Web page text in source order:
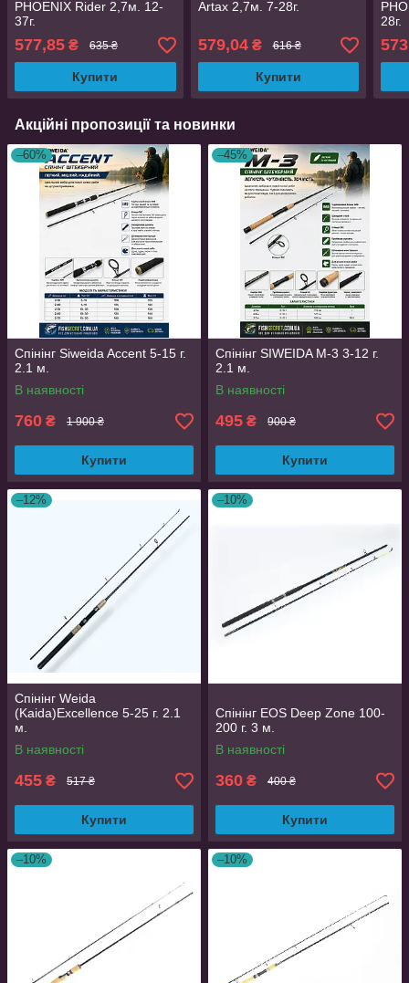
PHOENIX Rider 2,7м. 12-
37г.
577,85 ₴ 635 ₴
Купити
Artax 2,7м. 7-28г.
579,04₴ 616 ₴
Купити
28г.
Акційні пропозиції та новинки
–60%
Спінінг Siweida Accent 5-15 г.
2.1 м.
В наявності
760 ₴ 1 900 ₴
Купити
–45%
Спінінг SIWEIDA M-3 3-12 г.
2.1 м.
В наявності
495 ₴ 900 ₴
Купити
–12%
Спінінг Weida
(Kaida)Excellence 5-25 г. 2.1
м.
В наявності
455 ₴ 517 ₴
Купити
–10%
Спінінг EOS Deep Zone 100-
200 г. 3 м.
В наявності
360 ₴ 400 ₴
Купити
–10% –10%